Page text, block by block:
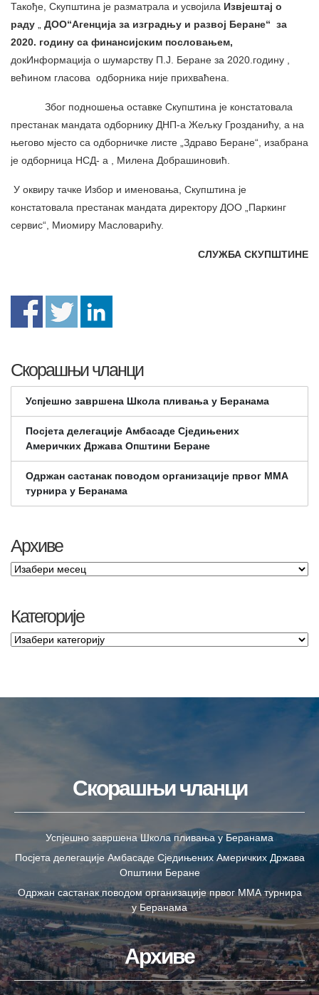
Такође, Скупштина је разматрала и усвојила Извјештај о
раду „ ДОО“Агенција за изградњу и развој Беране“ за
2020. годину са финансијским пословањем,
докИнформација о шумарству П.Ј. Беране за 2020.годину ,
већином гласова одборника није прихваћена.
Због подношења оставке Скупштина је констатовала
престанак мандата одборнику ДНП-а Жељку Грозданићу, а на
његово мјесто са одборничке листе „Здраво Беране“, изабрана
је одборница НСД- а , Милена Добрашиновић.
У оквиру тачке Избор и именовања, Скупштина је
констатовала престанак мандата директору ДОО „Паркинг
сервис“, Миомиру Масловарићу.
СЛУЖБА СКУПШТИНЕ
Скорашњи чланци
Успјешно завршена Школа пливања у Беранама
Посјета делегације Амбасаде Сједињених
Америчких Држава Општини Беране
Одржан састанак поводом организације првог ММА
турнира у Беранама
Архиве
Категорије
Скорашњи чланци
Успјешно завршена Школа пливања у Беранама
Посјета делегације Амбасаде Сједињених Америчких Држава
Општини Беране
Одржан састанак поводом организације првог ММА турнира
у Беранама
Архиве